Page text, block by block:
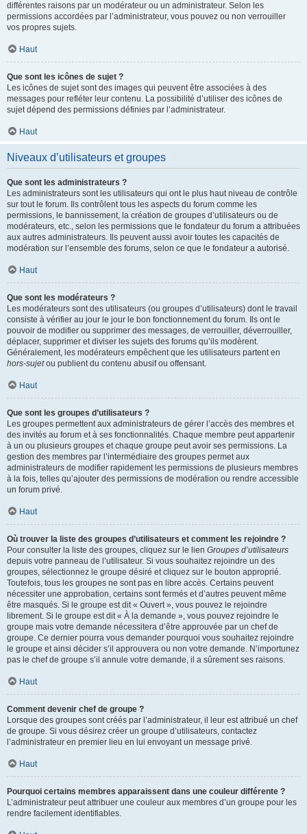
différentes raisons par un modérateur ou un administrateur. Selon les
permissions accordées par l’administrateur, vous pouvez ou non verrouiller
vos propres sujets.
Haut
Que sont les icônes de sujet ?
Les icônes de sujet sont des images qui peuvent être associées à des
messages pour refléter leur contenu. La possibilité d’utiliser des icônes de
sujet dépend des permissions définies par l’administrateur.
Haut
Niveaux d’utilisateurs et groupes
Que sont les administrateurs ?
Les administrateurs sont les utilisateurs qui ont le plus haut niveau de contrôle
sur tout le forum. Ils contrôlent tous les aspects du forum comme les
permissions, le bannissement, la création de groupes d’utilisateurs ou de
modérateurs, etc., selon les permissions que le fondateur du forum a attribuées
aux autres administrateurs. Ils peuvent aussi avoir toutes les capacités de
modération sur l’ensemble des forums, selon ce que le fondateur a autorisé.
Haut
Que sont les modérateurs ?
Les modérateurs sont des utilisateurs (ou groupes d’utilisateurs) dont le travail
consiste à vérifier au jour le jour le bon fonctionnement du forum. Ils ont le
pouvoir de modifier ou supprimer des messages, de verrouiller, déverrouiller,
déplacer, supprimer et diviser les sujets des forums qu’ils modèrent.
Généralement, les modérateurs empêchent que les utilisateurs partent en
hors-sujetou publient du contenu abusif ou offensant.
Haut
Que sont les groupes d’utilisateurs ?
Les groupes permettent aux administrateurs de gérer l’accès des membres et
des invités au forum et à ses fonctionnalités. Chaque membre peut appartenir
à un ou plusieurs groupes et chaque groupe peut avoir ses permissions. La
gestion des membres par l’intermédiaire des groupes permet aux
administrateurs de modifier rapidement les permissions de plusieurs membres
à la fois, telles qu’ajouter des permissions de modération ou rendre accessible
un forum privé.
Haut
Où trouver la liste des groupes d’utilisateurs et comment les rejoindre ?
Pour consulter la liste des groupes, cliquez sur le lien Groupes d’utilisateurs
depuis votre panneau de l’utilisateur. Si vous souhaitez rejoindre un des
groupes, sélectionnez le groupe désiré et cliquez sur le bouton approprié.
Toutefois, tous les groupes ne sont pas en libre accès. Certains peuvent
nécessiter une approbation, certains sont fermés et d’autres peuvent même
être masqués. Si le groupe est dit « Ouvert », vous pouvez le rejoindre
librement. Si le groupe est dit « À la demande », vous pouvez rejoindre le
groupe mais votre demande nécessitera d’être approuvée par un chef de
groupe. Ce dernier pourra vous demander pourquoi vous souhaitez rejoindre
le groupe et ainsi décider s’il approuvera ou non votre demande. N’importunez
pas le chef de groupe s’il annule votre demande, il a sûrement ses raisons.
Haut
Comment devenir chef de groupe ?
Lorsque des groupes sont créés par l’administrateur, il leur est attribué un chef
de groupe. Si vous désirez créer un groupe d’utilisateurs, contactez
l’administrateur en premier lieu en lui envoyant un message privé.
Haut
Pourquoi certains membres apparaissent dans une couleur différente ?
L’administrateur peut attribuer une couleur aux membres d’un groupe pour les
rendre facilement identifiables.